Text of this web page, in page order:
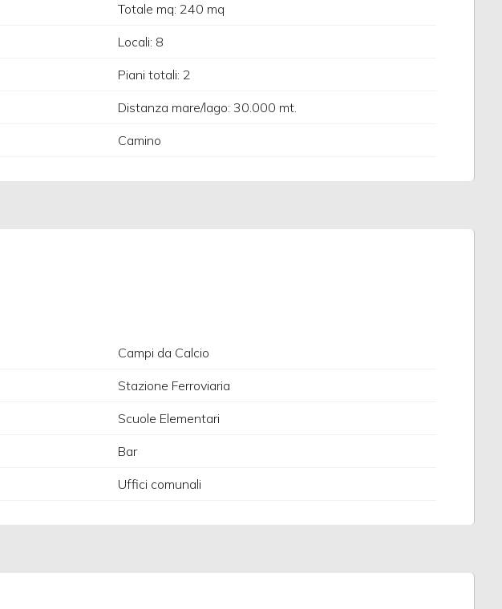
Totale mq: 240 mq
Locali: 8
Piani totali: 2
Distanza mare/lago: 30.000 mt.
Camino
Campi da Calcio
Stazione Ferroviaria
Scuole Elementari
Bar
Uffici comunali